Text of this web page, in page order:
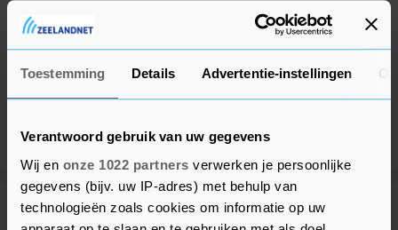
Toestemming Details Advertentie-instellingen
Verantwoord gebruik van uw gegevens
Wij en onze 1022 partners verwerken je persoonlijke
gegevens (bijv. uw IP-adres) met behulp van
technologieën zoals cookies om informatie op uw
Meer uit Tholen